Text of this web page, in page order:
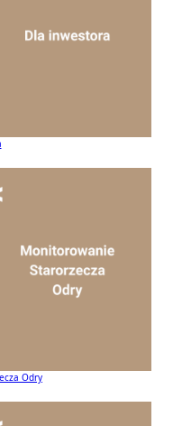
Odry